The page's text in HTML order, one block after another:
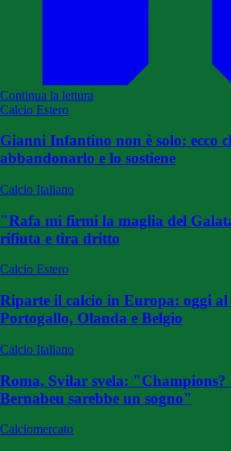
Continua la lettura
Calcio Estero
Gianni Infantino non è solo: ecco
abbandonarlo e lo sostiene
Calcio Italiano
"Rafa mi firmi la maglia del
rifiuta e tira dritto
Calcio Estero
Riparte il calcio in Europa: oggi
Portogallo, Olanda e Belgio
Calcio Italiano
Roma, Svilar svela: "Champions?
Bernabeu sarebbe un sogno"
Calciomercato